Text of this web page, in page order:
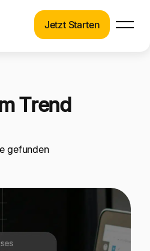
Jetzt Starten
Trend
gefunden